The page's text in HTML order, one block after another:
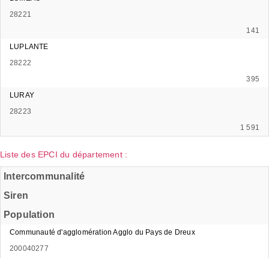
28221
141
LUPLANTE
28222
395
LURAY
28223
1 591
Liste des EPCI du département :
Intercommunalité
Siren
Population
Communauté d'agglomération Agglo du Pays de Dreux
200040277